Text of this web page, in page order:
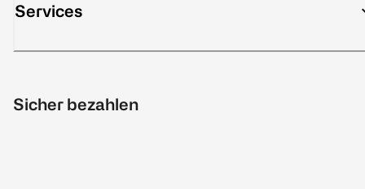
Services
Sicher bezahlen